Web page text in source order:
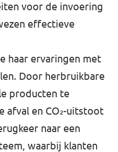
voor de invoering
effectieve
haar ervaringen met
Door herbruikbare
producten te
afval en CO₂-uitstoot
naar een
waarbij klanten